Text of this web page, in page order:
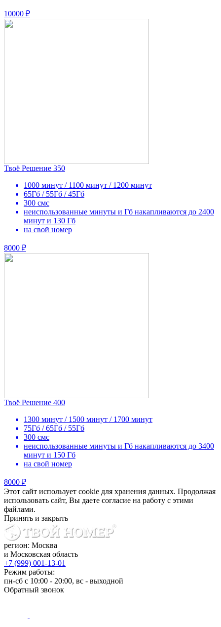
10000 ₽
Твоё Решение 350
1000 минут / 1100 минут / 1200 минут
65Гб / 55Гб / 45Гб
300 смс
неиспользованные минуты и Гб накапливаются до 2400
минут и 130 Гб
на свой номер
8000 ₽
Твоё Решение 400
1300 минут / 1500 минут / 1700 минут
75Гб / 65Гб / 55Гб
300 смс
неиспользованные минуты и Гб накапливаются до 3400
минут и 150 Гб
на свой номер
8000 ₽
Этот сайт использует cookie для хранения данных. Продолжая
использовать сайт, Вы даете согласие на работу с этими
файлами.
Принять и закрыть
регион: Москва
и Московская область
+7 (999) 001-13-01
Режим работы:
пн-сб с 10:00 - 20:00, вс - выходной
Обратный звонок